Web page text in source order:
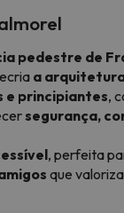
pedestre de
a
e principiantes,
segurança,
, perfeita
que